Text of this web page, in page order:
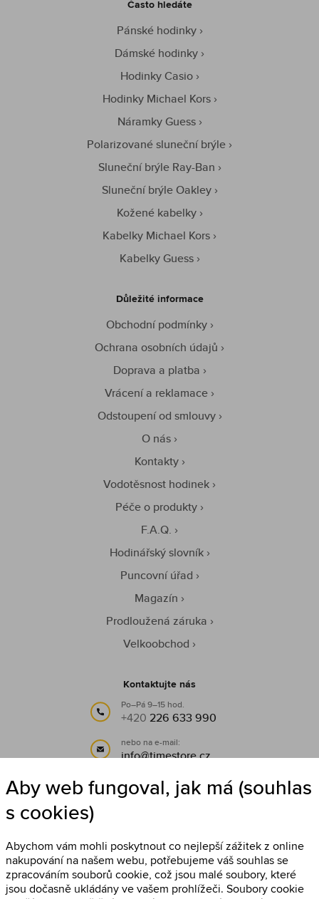
Často hledáte
Pánské hodinky
Dámské hodinky
Hodinky Casio
Hodinky Michael Kors
Náramky Guess
Polarizované sluneční brýle
Sluneční brýle Ray-Ban
Sluneční brýle Oakley
Kožené kabelky
Kabelky Michael Kors
Kabelky Guess
Důležité informace
Obchodní podmínky
Ochrana osobních údajů
Doprava a platba
Vrácení a reklamace
Odstoupení od smlouvy
O nás
Kontakty
Vodotěsnost hodinek
Péče o produkty
F.A.Q.
Hodinářský slovník
Puncovní úřad
Magazín
Prodloužená záruka
Velkoobchod
Kontaktujte nás
Po–Pá 9–15 hod.
+420 226 633 990
nebo na e-mail:
info@timestore.cz
Sledujte nás
Aby web fungoval, jak má (souhlas
s cookies)
Abychom vám mohli poskytnout co nejlepší zážitek z online
nakupování na našem webu, potřebujeme váš souhlas se
zpracováním souborů cookie, což jsou malé soubory, které
jsou dočasně ukládány ve vašem prohlížeči. Soubory cookie